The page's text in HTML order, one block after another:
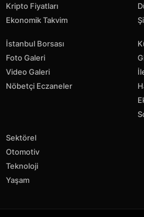
Kripto Fiyatları
Ekonomik Takvim
İstanbul Borsası
Foto Galeri
Video Galeri
Nöbetçi Eczaneler
Sektörel
Otomotiv
Teknoloji
Yaşam